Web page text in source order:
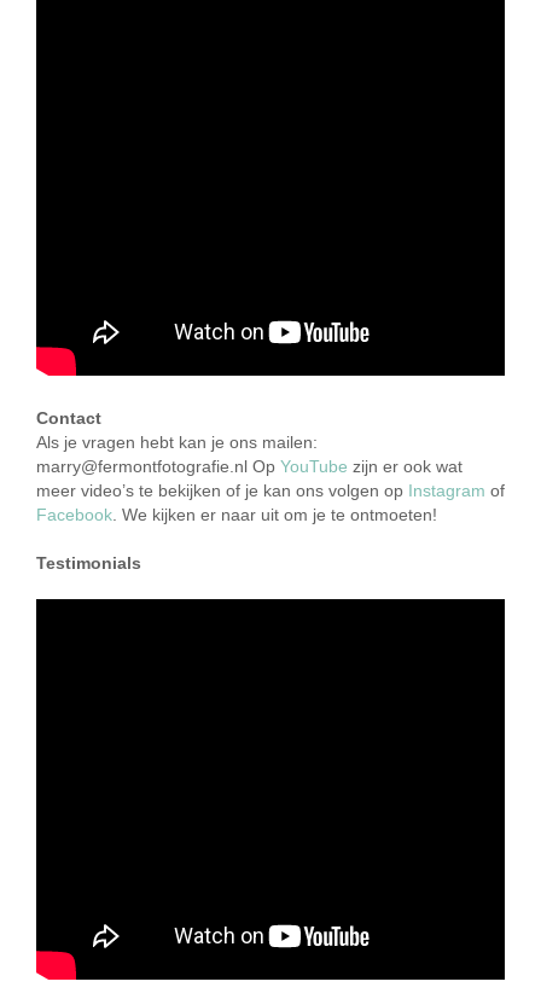
Contact
Als je vragen hebt kan je ons mailen:
marry@fermontfotografie.nl Op YouTube zijn er ook wat
meer video’s te bekijken of je kan ons volgen op Instagram of
Facebook . We kijken er naar uit om je te ontmoeten!
Testimonials